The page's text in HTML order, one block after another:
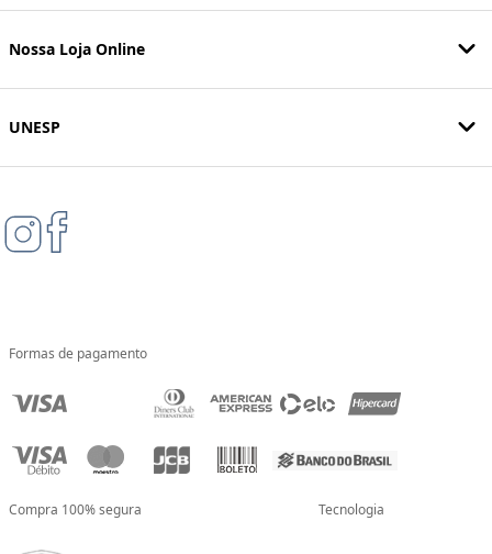
Nossa Loja Online
UNESP
Formas de pagamento
Compra 100% segura Tecnologia